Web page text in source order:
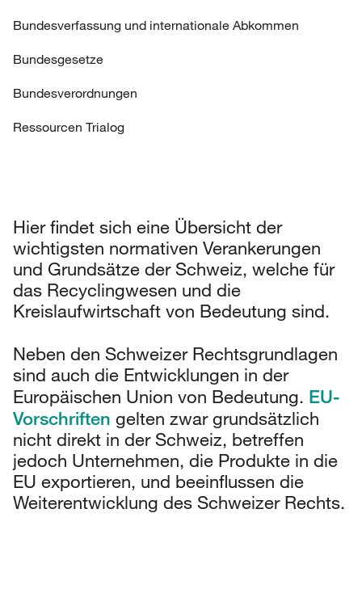
Bundesverfassung und internationale Abkommen
Bundesgesetze
Bundesverordnungen
Ressourcen Trialog
Hier findet sich eine Übersicht der
wichtigsten normativen Verankerungen
und Grundsätze der Schweiz, welche für
das Recyclingwesen und die
Kreislaufwirtschaft von Bedeutung sind.
Neben den Schweizer Rechtsgrundlagen
sind auch die Entwicklungen in der
Europäischen Union von Bedeutung. EU-
Vorschriften gelten zwar grundsätzlich
nicht direkt in der Schweiz, betreffen
jedoch Unternehmen, die Produkte in die
EU exportieren, und beeinflussen die
Weiterentwicklung des Schweizer Rechts.